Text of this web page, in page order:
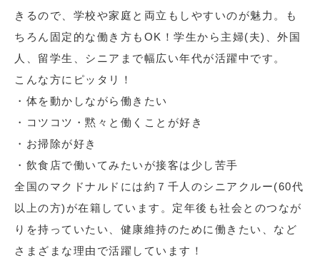
きるので、学校や家庭と両立もしやすいのが魅力。も
ちろん固定的な働き方もOK！学生から主婦(夫)、外国
人、留学生、シニアまで幅広い年代が活躍中です。
こんな方にピッタリ！
・体を動かしながら働きたい
・コツコツ・黙々と働くことが好き
・お掃除が好き
・飲食店で働いてみたいが接客は少し苦手
全国のマクドナルドには約７千人のシニアクルー(60代
以上の方)が在籍しています。定年後も社会とのつなが
りを持っていたい、健康維持のために働きたい、など
さまざまな理由で活躍しています！